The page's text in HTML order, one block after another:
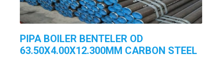
PIPA BOILER BENTELER OD
63.50X4.00X12.300MM CARBON STEEL